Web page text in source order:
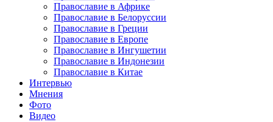
Православие в Африке
Православие в Белоруссии
Православие в Греции
Православие в Европе
Православие в Ингушетии
Православие в Индонезии
Православие в Китае
Интервью
Мнения
Фото
Видео